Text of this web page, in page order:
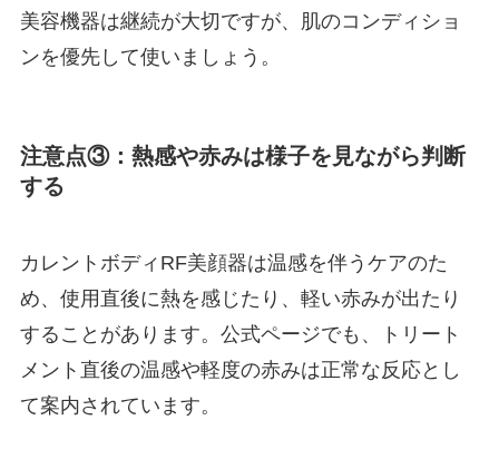
美容機器は継続が大切ですが、肌のコンディショ
ンを優先して使いましょう。
注意点③：熱感や赤みは様子を見ながら判断
する
カレントボディRF美顔器は温感を伴うケアのた
め、使用直後に熱を感じたり、軽い赤みが出たり
することがあります。公式ページでも、トリート
メント直後の温感や軽度の赤みは正常な反応とし
て案内されています。